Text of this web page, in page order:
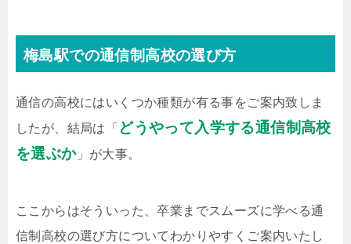
梅島駅での通信制高校の選び方
通信の高校にはいくつか種類が有る事をご案内致しま
したが、結局は「 どうやって入学する通信制高校
を選ぶか」が大事。
ここからはそういった、卒業までスムーズに学べる通
信制高校の選び方についてわかりやすくご案内いたし